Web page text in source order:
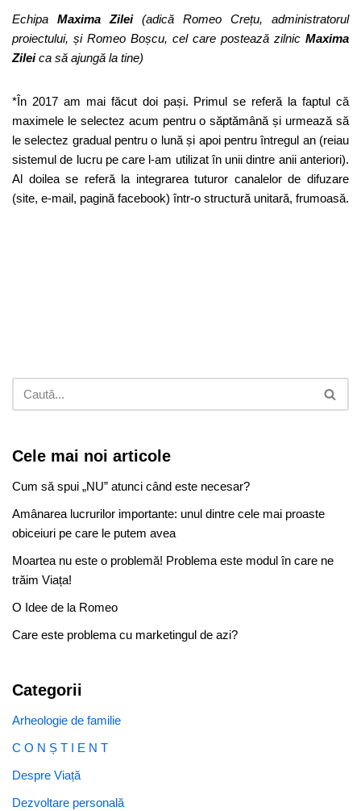
Echipa Maxima Zilei(adică Romeo Crețu, administratorul
proiectului, și Romeo Boșcu, cel care postează zilnic Maxima
Zileica să ajungă la tine)
*În 2017 am mai făcut doi pași. Primul se referă la faptul că
maximele le selectez acum pentru o săptămână și urmează să
le selectez gradual pentru o lună și apoi pentru întregul an (reiau
sistemul de lucru pe care l-am utilizat în unii dintre anii anteriori).
Al doilea se referă la integrarea tuturor canalelor de difuzare
(site, e-mail, pagină facebook) într-o structură unitară, frumoasă.
Cele mai noi articole
Cum să spui „NU” atunci când este necesar?
Amânarea lucrurilor importante: unul dintre cele mai proaste
obiceiuri pe care le putem avea
Moartea nu este o problemă! Problema este modul în care ne
trăim Viața!
O Idee de la Romeo
Care este problema cu marketingul de azi?
Categorii
Arheologie de familie
C O N Ș T I E N T
Despre Viață
Dezvoltare personală